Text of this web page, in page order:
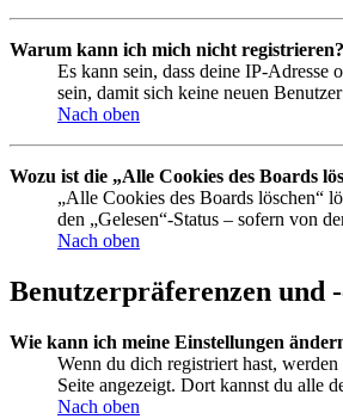
Warum kann ich mich nicht registrieren?
Es kann sein, dass deine IP-
sein, damit sich keine neuen
Nach oben
Wozu ist die „Alle Cookies des Boards
„Alle Cookies des Boards löschen“
den „Gelesen“-Status – sofern von
Nach oben
Benutzerpräferenzen und
Wie kann ich meine Einstellungen
Wenn du dich registriert hast,
Seite angezeigt. Dort kannst du alle
Nach oben